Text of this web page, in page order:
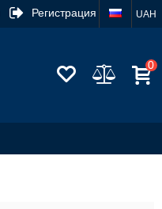
UAH
Регистрация
0